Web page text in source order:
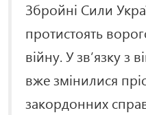
Збройні Сили
протистоять
війну. У зв’язку з
вже змінилися
закордонних